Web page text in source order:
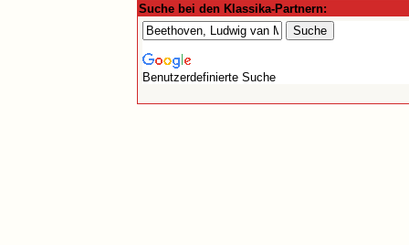
Suche bei den Klassika-Partnern:
Benutzerdefinierte Suche